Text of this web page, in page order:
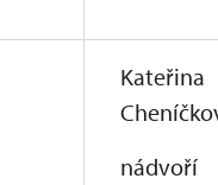
Kateřina
nádvoří